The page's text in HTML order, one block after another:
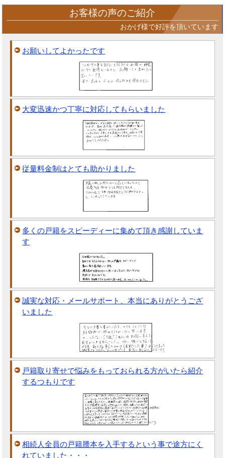
お客様の声のご紹介
おかげ様で好評を頂いています
お願いしてよかったです
大変迅速かつ丁寧に対応してもらいました
従量料金制はとても助かりました
多くの戸籍をスピーディーに集めて頂き感謝していま
す
誠実な対応・メールサポート、本当にありがとうござ
いました
戸籍取り寄せで悩みをもっておられる方がいたら紹介
するつもりです
相続人全員の戸籍謄本を入手するという事で途方にく
れていました・・・